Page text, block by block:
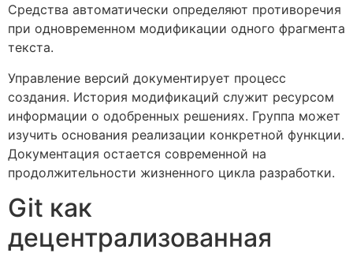
Средства автоматически определяют противоречия
при одновременном модификации одного фрагмента
текста.
Управление версий документирует процесс
создания. История модификаций служит ресурсом
информации о одобренных решениях. Группа может
изучить основания реализации конкретной функции.
Документация остается современной на
продолжительности жизненного цикла разработки.
Git как
децентрализованная